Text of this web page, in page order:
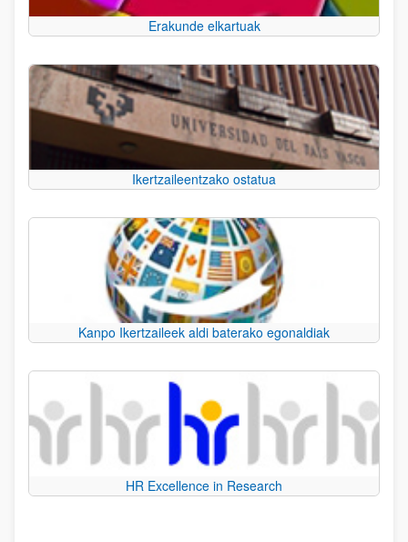
Erakunde elkartuak
Ikertzaileentzako ostatua
Kanpo Ikertzaileek aldi baterako egonaldiak
HR Excellence in Research